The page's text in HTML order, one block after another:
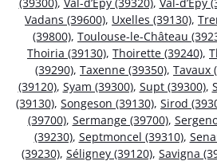
Vadans (39600), Uxelles (39130),
(39800), Toulouse-le-Château
Thoiria (39130), Thoirette (39240),
(39290), Taxenne (39350), Tavaux
(39120), Syam (39300), Supt (39300),
(39130), Songeson (39130), Sirod
(39700), Sermange (39700),
(39230), Septmoncel (39310),
(39230), Séligney (39120), Savigna